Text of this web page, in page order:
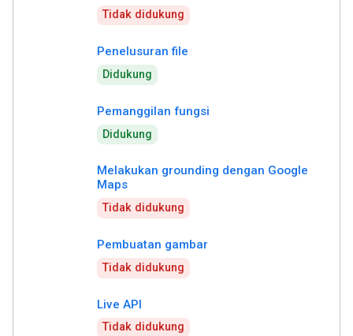
Tidak didukung
Penelusuran file
Didukung
Pemanggilan fungsi
Didukung
Melakukan grounding dengan Google
Maps
Tidak didukung
Pembuatan gambar
Tidak didukung
Live API
Tidak didukung